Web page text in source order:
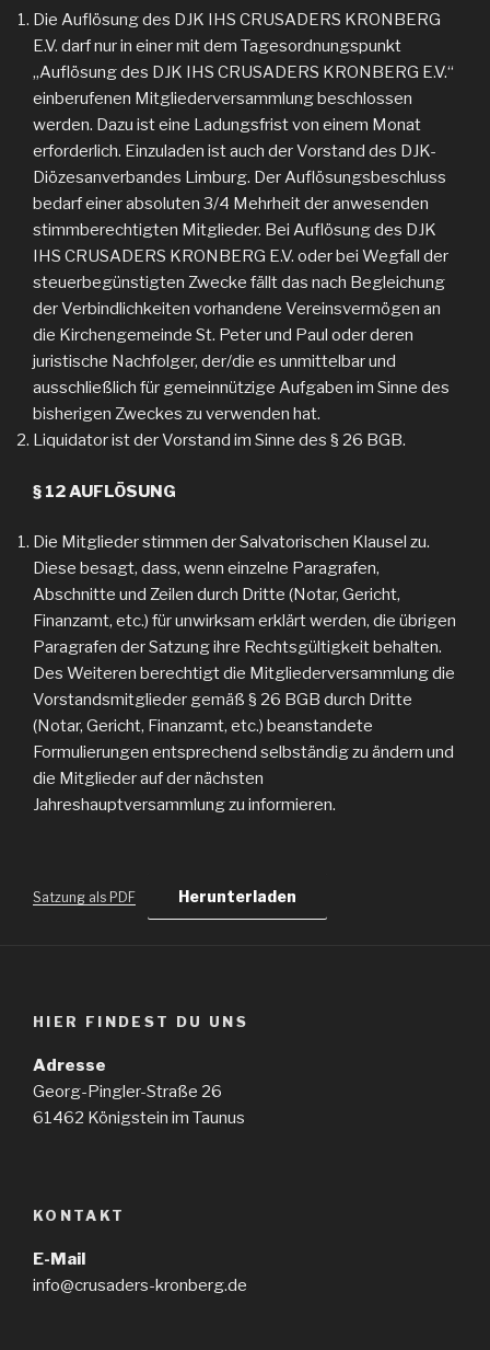
Die Auflösung des DJK IHS CRUSADERS KRONBERG
E.V. darf nur in einer mit dem Tagesordnungspunkt
„Auflösung des DJK IHS CRUSADERS KRONBERG E.V.“
einberufenen Mitgliederversammlung beschlossen
werden. Dazu ist eine Ladungsfrist von einem Monat
erforderlich. Einzuladen ist auch der Vorstand des DJK-
Diözesanverbandes Limburg. Der Auflösungsbeschluss
bedarf einer absoluten 3/4 Mehrheit der anwesenden
stimmberechtigten Mitglieder. Bei Auflösung des DJK
IHS CRUSADERS KRONBERG E.V. oder bei Wegfall der
steuerbegünstigten Zwecke fällt das nach Begleichung
der Verbindlichkeiten vorhandene Vereinsvermögen an
die Kirchengemeinde St. Peter und Paul oder deren
juristische Nachfolger, der/die es unmittelbar und
ausschließlich für gemeinnützige Aufgaben im Sinne des
bisherigen Zweckes zu verwenden hat.
Liquidator ist der Vorstand im Sinne des § 26 BGB.
§ 12 AUFLÖSUNG
Die Mitglieder stimmen der Salvatorischen Klausel zu.
Diese besagt, dass, wenn einzelne Paragrafen,
Abschnitte und Zeilen durch Dritte (Notar, Gericht,
Finanzamt, etc.) für unwirksam erklärt werden, die übrigen
Paragrafen der Satzung ihre Rechtsgültigkeit behalten.
Des Weiteren berechtigt die Mitgliederversammlung die
Vorstandsmitglieder gemäß § 26 BGB durch Dritte
(Notar, Gericht, Finanzamt, etc.) beanstandete
Formulierungen entsprechend selbständig zu ändern und
die Mitglieder auf der nächsten
Jahreshauptversammlung zu informieren.
Satzung als PDF Herunterladen
HIER FINDEST DU UNS
Adresse
Georg-Pingler-Straße 26
61462 Königstein im Taunus
KONTAKT
E-Mail
info@crusaders-kronberg.de